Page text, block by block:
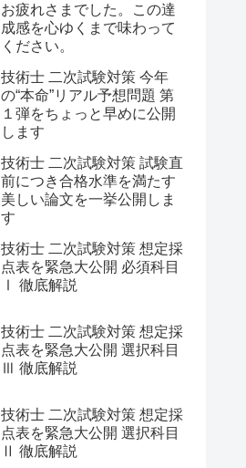
お疲れさまでした。この達
成感を心ゆくまで味わって
ください。
技術士 二次試験対策 今年
の“本命”リアル予想問題 第
１弾をちょっと早めに公開
します
技術士 二次試験対策 試験直
前につき合格水準を満たす
美しい論文を一挙公開しま
す
技術士 二次試験対策 想定採
点表を緊急大公開 必須科目
Ⅰ 徹底解説
技術士 二次試験対策 想定採
点表を緊急大公開 選択科目
Ⅲ 徹底解説
技術士 二次試験対策 想定採
点表を緊急大公開 選択科目
Ⅱ 徹底解説